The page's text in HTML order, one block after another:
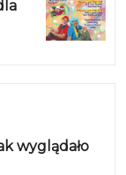
wyglądało